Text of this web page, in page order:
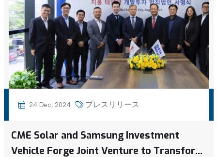
24 Dec, 2024 プレスリリース
CME Solar and Samsung Investment
Vehicle Forge Joint Venture to Transform